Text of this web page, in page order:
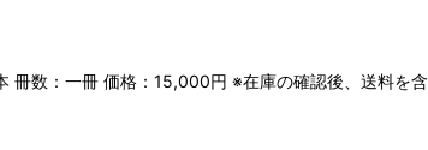
数：一冊 価格：15,000円 ※在庫の確認後、送料を